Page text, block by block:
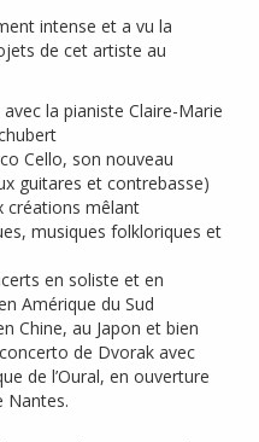
intense et a vu la
de cet artiste au
la pianiste Claire-Marie
Cello, son nouveau
guitares et contrebasse)
créations mêlant
musiques folkloriques et
en soliste et en
Amérique du Sud
Chine, au Japon et bien
de Dvorak avec
de l’Oural, en ouverture
Nantes.